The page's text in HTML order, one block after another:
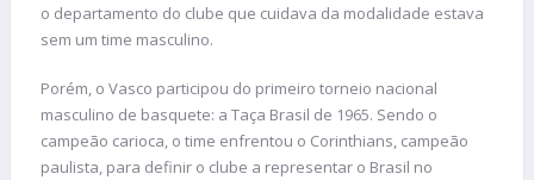
o departamento do clube que cuidava da modalidade estava
sem um time masculino.
Porém, o Vasco participou do primeiro torneio nacional
masculino de basquete: a Taça Brasil de 1965. Sendo o
campeão carioca, o time enfrentou o Corinthians, campeão
paulista, para definir o clube a representar o Brasil no